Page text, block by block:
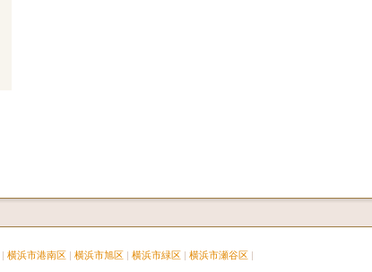
横浜市港南区 横浜市旭区 横浜市緑区
横浜市瀬谷区